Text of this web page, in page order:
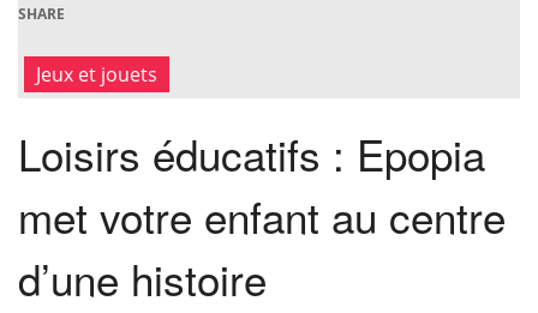
SHARE
Jeux et jouets
Loisirs éducatifs : Epopia
met votre enfant au centre
d’une histoire